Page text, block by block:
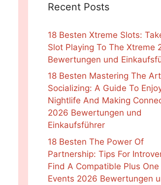
Recent Posts
18 Besten Xtreme Slots:
Slot Playing To The Xtreme
Bewertungen und
18 Besten Mastering The
Socializing: A Guide To
Nightlife And Making
2026 Bewertungen und
Einkaufsführer
18 Besten The Power Of
Partnership: Tips For
Find A Compatible Plus One
Events 2026 Bewertungen